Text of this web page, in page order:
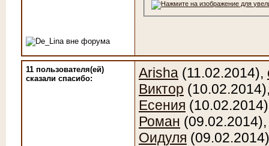
11 пользователя(ей)
сказали cпасибо:
Arisha (11.02.2014),
Виктор
Есения
Роман
Оидуля (09.02.2014)